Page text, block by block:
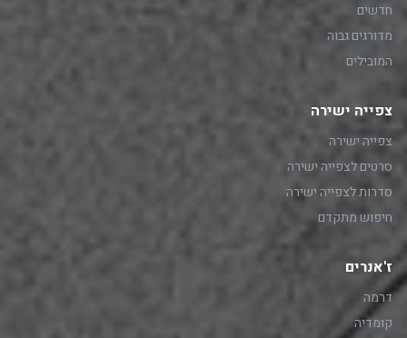
חדשים
מדורגים גבוה
המובילים
צפייה ישירה
צפייה ישירה
סרטים לצפייה ישירה
סדרות לצפייה ישירה
חיפוש מתקדם
ז'אנרים
דרמה
קומדיה